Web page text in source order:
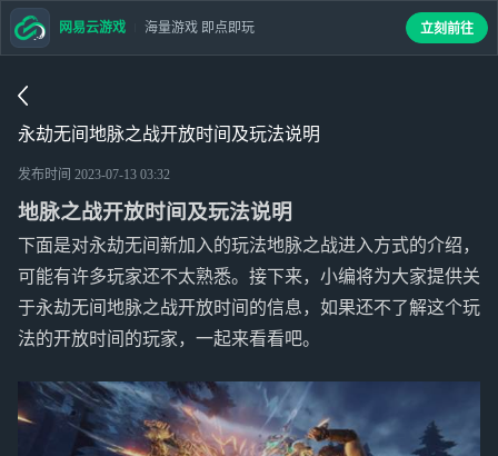
永劫无间地脉之战开放时间及玩法说明
发布时间 2023-07-13 03:32
地脉之战开放时间及玩法说明
下面是对永劫无间新加入的玩法地脉之战进入方式的介绍，
可能有许多玩家还不太熟悉。接下来，小编将为大家提供关
于永劫无间地脉之战开放时间的信息，如果还不了解这个玩
法的开放时间的玩家，一起来看看吧。
网易云游戏 海量游戏 即点即玩 立刻前往